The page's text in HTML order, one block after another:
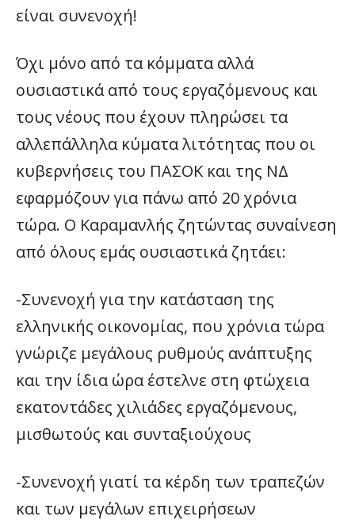
είναι συνενοχή!
Όχι μόνο από τα κόμματα αλλά
ουσιαστικά από τους εργαζόμενους και
τους νέους που έχουν πληρώσει τα
αλλεπάλληλα κύματα λιτότητας που οι
κυβερνήσεις του ΠΑΣΟΚ και της ΝΔ
εφαρμόζουν για πάνω από 20 χρόνια
τώρα. Ο Καραμανλής ζητώντας συναίνεση
από όλους εμάς ουσιαστικά ζητάει:
-Συνενοχή για την κατάσταση της
ελληνικής οικονομίας, που χρόνια τώρα
γνώριζε μεγάλους ρυθμούς ανάπτυξης
και την ίδια ώρα έστελνε στη φτώχεια
εκατοντάδες χιλιάδες εργαζόμενους,
μισθωτούς και συνταξιούχους
-Συνενοχή γιατί τα κέρδη των τραπεζών
και των μεγάλων επιχειρήσεων